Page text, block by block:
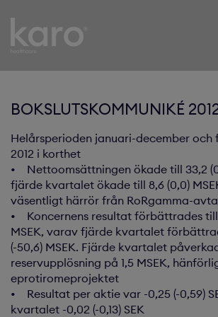
Karo Healthcare
BOKSLUTSKOMMUNIKÉ
Helårsperioden januari-december
2012 i korthet
• Nettoomsättningen ökade till 33,2
fjärde kvartalet ökade till 8,6 (0,0)
väsentligt härrör från RoRgamma-
• Koncernens resultat förbättrades till
MSEK, varav fjärde kvartalet
(-50,6) MSEK. Fjärde kvartalet
reservupplösning på 1,5 MSEK,
eprotiromeprojektet
• Resultat per aktie var -0,25 (-0,59)
kvartalet -0,02 (-0,13) SEK